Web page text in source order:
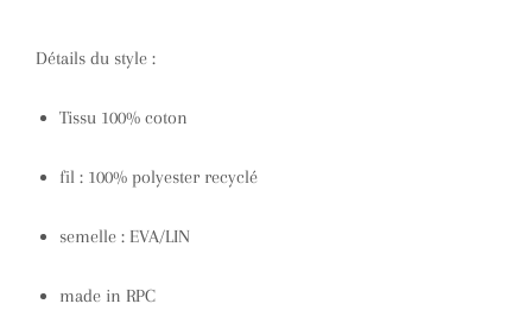
Détails du style :
Tissu 100% coton
fil : 100% polyester recyclé
semelle : EVA/LIN
made in RPC